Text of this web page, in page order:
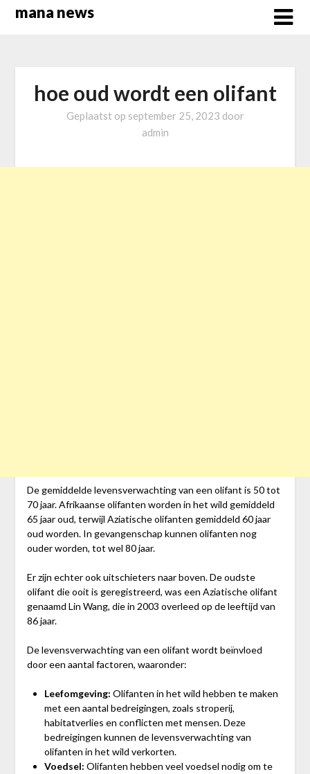
Overslaan
mana news
hoe oud wordt een olifant
Geplaatst op september 25, 2023 door
admin
De gemiddelde levensverwachting van een olifant is 50 tot
70 jaar. Afrikaanse olifanten worden in het wild gemiddeld
65 jaar oud, terwijl Aziatische olifanten gemiddeld 60 jaar
oud worden. In gevangenschap kunnen olifanten nog
ouder worden, tot wel 80 jaar.
Er zijn echter ook uitschieters naar boven. De oudste
olifant die ooit is geregistreerd, was een Aziatische olifant
genaamd Lin Wang, die in 2003 overleed op de leeftijd van
86 jaar.
De levensverwachting van een olifant wordt beïnvloed
door een aantal factoren, waaronder:
Leefomgeving: Olifanten in het wild hebben te maken
met een aantal bedreigingen, zoals stroperij,
habitatverlies en conflicten met mensen. Deze
bedreigingen kunnen de levensverwachting van
olifanten in het wild verkorten.
Voedsel: Olifanten hebben veel voedsel nodig om te